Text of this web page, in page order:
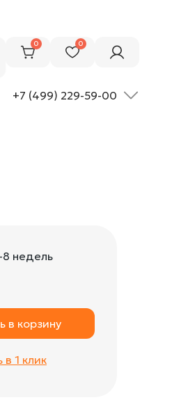
0 0
+7 (499) 229-59-00
8 недель
в корзину
в 1 клик